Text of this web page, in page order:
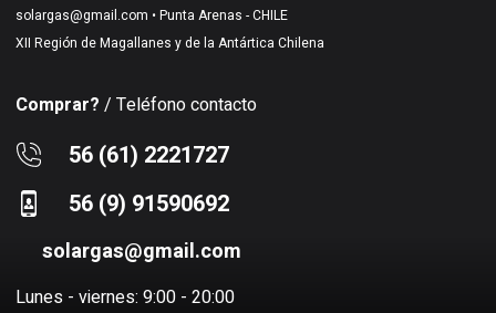
solargas@gmail.com • Punta Arenas - CHILE
XII Región de Magallanes y de la Antártica Chilena
Comprar? / Teléfono contacto
56 (61) 2221727
56 (9) 91590692
solargas@gmail.com
Lunes - viernes: 9:00 - 20:00